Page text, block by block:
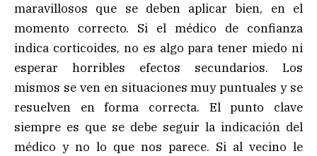
maravillosos que se deben aplicar bien, en el
momento correcto. Si el médico de confianza
indica corticoides, no es algo para tener miedo ni
esperar horribles efectos secundarios. Los
mismos se ven en situaciones muy puntuales y se
resuelven en forma correcta. El punto clave
siempre es que se debe seguir la indicación del
médico y no lo que nos parece. Si al vecino le